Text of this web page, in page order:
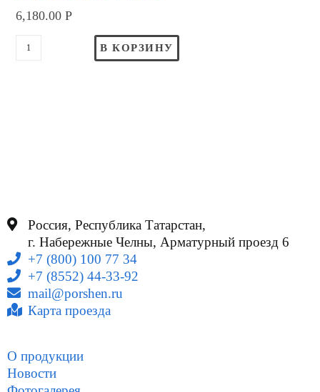
6,180.00Р
В КОРЗИНУ
Россия, Республика Татарстан,
г. Набережные Челны, Арматурный проезд 6
+7 (800) 100 77 34
+7 (8552) 44-33-92
mail@porshen.ru
Карта проезда
О продукции
Новости